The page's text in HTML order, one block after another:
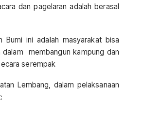
dan pagelaran adalah berasal
Bumi ini adalah masyarakat bisa
membangun kampung dan
serempak
Lembang, dalam pelaksanaan